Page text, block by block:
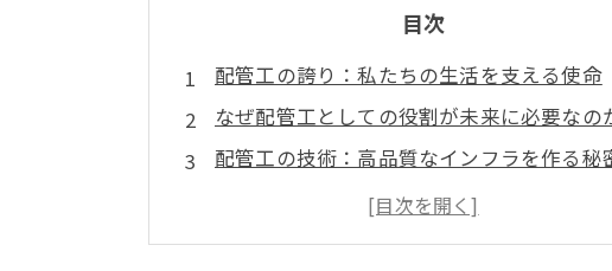
目次
配管工の誇り：私たちの生活を支える使命
なぜ配管工としての役割が未来に必要なの
配管工の技術：高品質なインフラを作る秘
現場での経験が教えてくれた、配管工の喜び
配管工としての成長：スキルと情熱を育む